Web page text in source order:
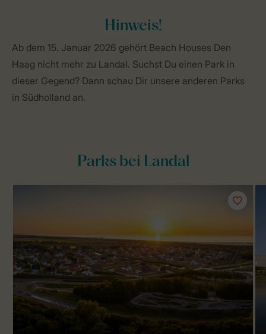
Hinweis!
Ab dem 15. Januar 2026 gehört Beach Houses Den
Haag nicht mehr zu Landal. Suchst Du einen Park in
dieser Gegend? Dann schau Dir unsere anderen Parks
in Südholland an.